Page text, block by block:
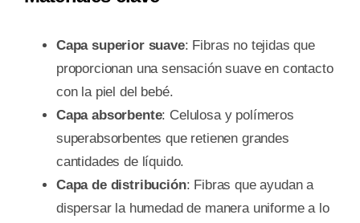
Capa superior suave: Fibras no tejidas que
proporcionan una sensación suave en contacto
con la piel del bebé.
Capa absorbente: Celulosa y polímeros
superabsorbentes que retienen grandes
cantidades de líquido.
Capa de distribución: Fibras que ayudan a
dispersar la humedad de manera uniforme a lo